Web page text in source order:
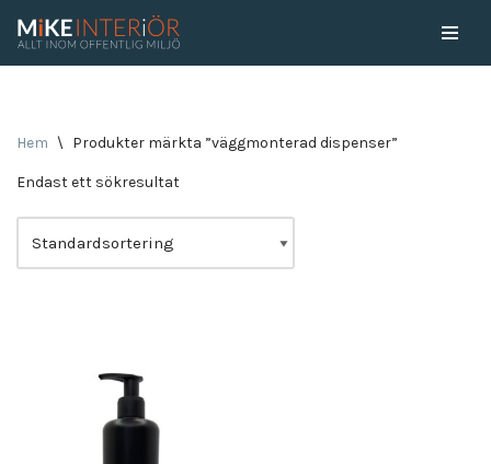
Hem \ Produkter märkta ”väggmonterad dispenser”
Endast ett sökresultat